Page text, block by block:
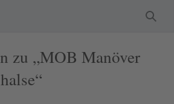
zu „MOB Manöver